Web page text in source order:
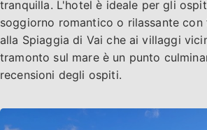
tranquilla. L'hotel è ideale per gli
soggiorno romantico o rilassante con
alla Spiaggia di Vai che ai villaggi
tramonto sul mare è un punto
recensioni degli ospiti.